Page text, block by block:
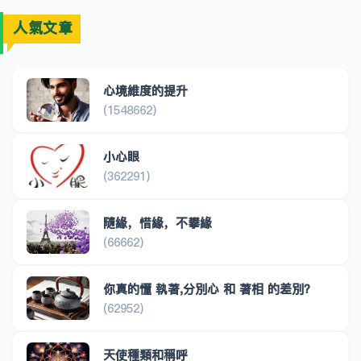
人氣文章
心境維度的提升
(1548662)
小心眼
(362291)
隨緣，惜緣，不攀緣
(66662)
你真的懂 執著,分別心 和 著相 的差別？
(62952)
天使種類和稱呼